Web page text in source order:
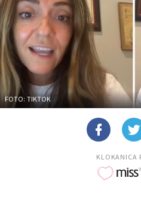
FOTO: TIKTOK
KLOKANICA